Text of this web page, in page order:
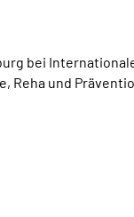
bei
Reha und